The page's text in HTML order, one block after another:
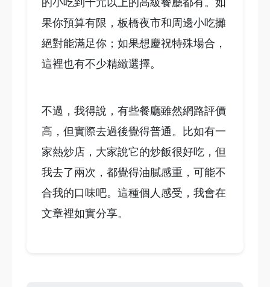
的小吃到千元以上的高級餐廳都有。如
果你預算有限，板橋夜市和周邊小吃攤
絕對能滿足你；如果想慶祝特殊場合，
這裡也有不少精緻選擇。
不過，我得說，有些餐廳雖然網路評價
高，但實際去過後覺得普通。比如有一
家熱炒店，大家說它的炒飯很好吃，但
我去了兩次，都覺得油膩感重，可能不
合我的口味吧。這種個人感受，我會在
文章裡如實分享。